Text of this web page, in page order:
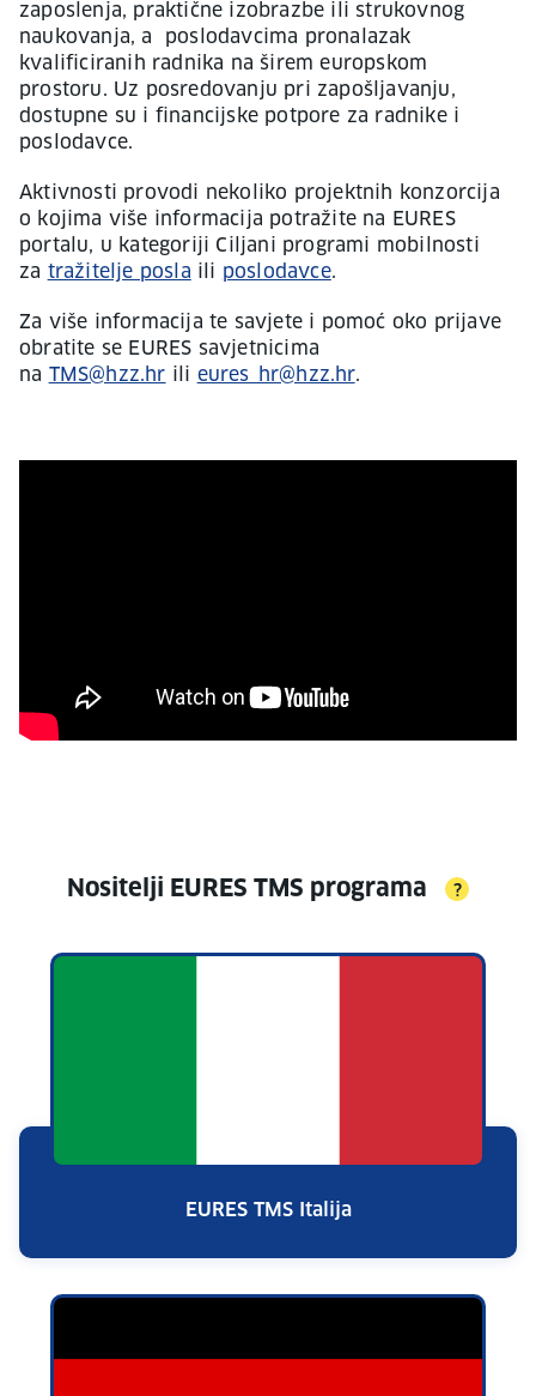
zaposlenja, praktične izobrazbe ili strukovnog
naukovanja, a poslodavcima pronalazak
kvalificiranih radnika na širem europskom
prostoru. Uz posredovanju pri zapošljavanju,
dostupne su i financijske potpore za radnike i
poslodavce.
Aktivnosti provodi nekoliko projektnih konzorcija
o kojima više informacija potražite na EURES
portalu, u kategoriji Ciljani programi mobilnosti
za tražitelje posla ili poslodavce.
Za više informacija te savjete i pomoć oko prijave
obratite se EURES savjetnicima
na TMS@hzz.hr ili eures_hr@hzz.hr.
Nositelji EURES TMS programa ?
EURES TMS Italija